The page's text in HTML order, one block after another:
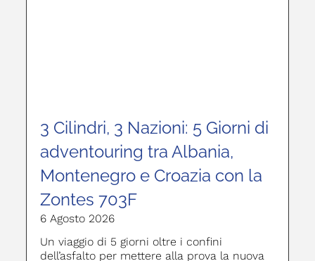
3 Cilindri, 3 Nazioni: 5 Giorni di
adventouring tra Albania,
Montenegro e Croazia con la
Zontes 703F
6 Agosto 2026
Un viaggio di 5 giorni oltre i confini
dell’asfalto per mettere alla prova la nuova